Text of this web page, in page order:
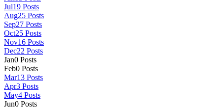
Jul19 Posts
Aug25 Posts
Sep27 Posts
Oct25 Posts
Nov16 Posts
Dec22 Posts
Jan0 Posts
Feb0 Posts
Mar13 Posts
Apr3 Posts
May4 Posts
Jun0 Posts